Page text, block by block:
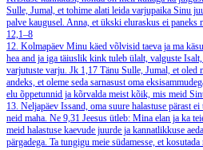
Sulle, Jumal, et tohime alati leida varjupaika Sinu
palve kaugusel. Anna, et ükski eluraskus ei paneks
12,1–8
12. Kolmapäev Minu käed võlvisid taeva ja ma
hea and ja iga täiuslik kink tuleb ülalt, valguste
varjutuste varju. Jk 1,17 Tänu Sulle, Jumal, et oled
andeks, et oleme seda sarnasust oma
elu õppetunnid ja kõrvalda meist kõik, mis meid
13. Neljapäev Issand, oma suure halastuse pärast
neid maha. Ne 9,31 Jeesus ütleb: Mina elan ja ka
meid halastuse kaevude juurde ja kannatlikkuse
pärgadega. Ta tungigu meie südamesse, et